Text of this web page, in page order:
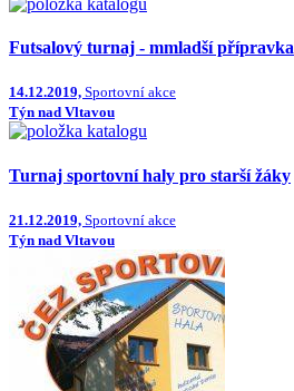
Futsalový turnaj - mmladší přípravka
14.12.2019, Sportovní akce
Týn nad Vltavou
Turnaj sportovní haly pro starší žáky
21.12.2019, Sportovní akce
Týn nad Vltavou